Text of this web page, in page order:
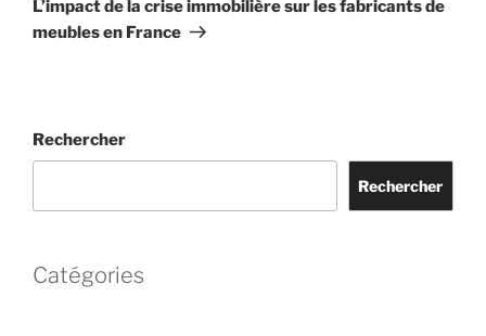
L’impact de la crise immobilière sur les fabricants de
meubles en France
Rechercher
Rechercher
Catégories